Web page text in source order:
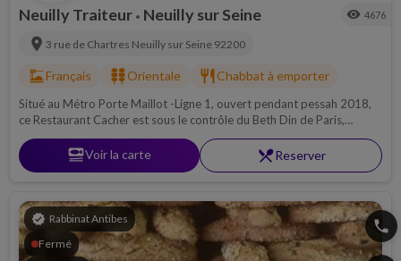
Neuilly Traiteur • Neuilly sur Seine visibility 4676
location_on 3 rue de Chartres Neuilly sur Seine 92200
dinner_diningFrançais kebab_diningOrientale restaurant Chabbat à emporter
Situé au Métro Porte Maillot -Ligne 1, ouvert pendant pessah 2018,
ce Restaurant Cacher est sous le contrôle du Beth Din de Paris,
Viande, Livraison à domicile
set_mealVoir la carte restaurant_menuReserver
verified Rabbinat Antibes
Fermé
phone